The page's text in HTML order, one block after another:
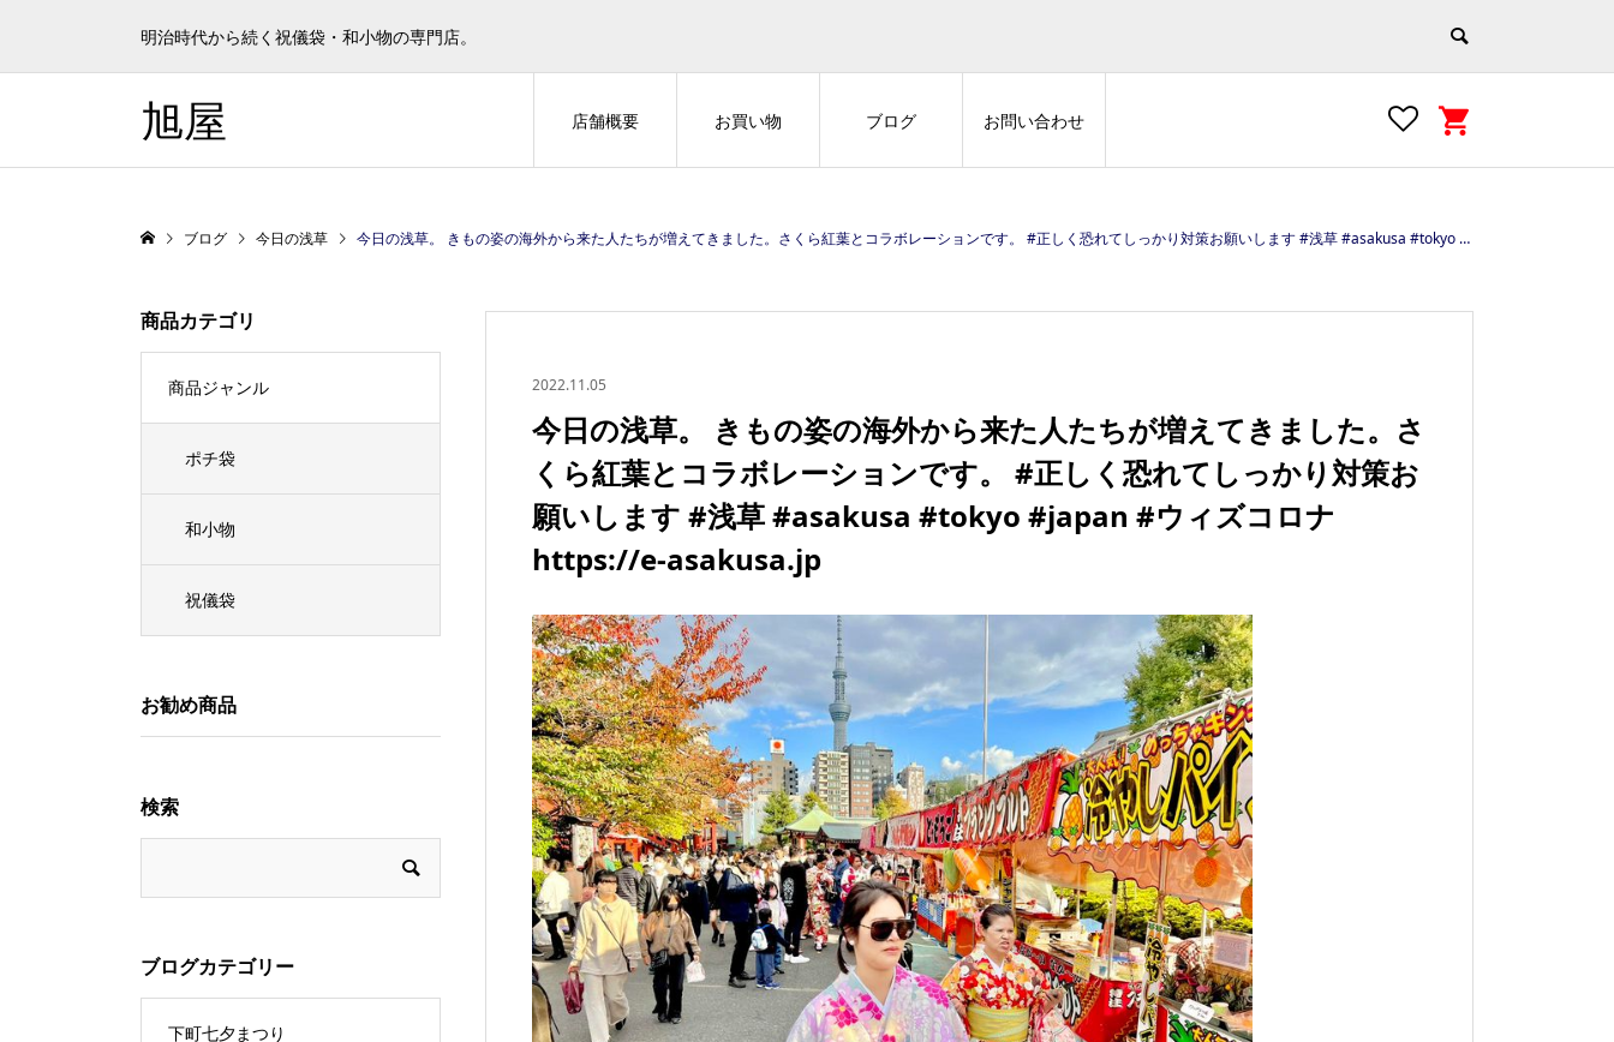
明治時代から続く祝儀袋・和小物の専門店。
旭屋 店舗概要 お買い物 ブログ お問い合わせ
ブログ 今日の浅草 今日の浅草。 きもの姿の海外から来た人たちが増えてきました。さくら紅葉とコラボレーションです。 #正しく恐れてしっかり対策お願いします #浅草 #asakusa #tokyo #japan #ウィズコロナ https://e-asakusa.jp
2022.11.05
今日の浅草。 きもの姿の海外から来た人たちが増えてきました。さ
くら紅葉とコラボレーションです。 #正しく恐れてしっかり対策お
願いします #浅草 #asakusa #tokyo #japan #ウィズコロナ
https://e-asakusa.jp
商品カテゴリ
商品ジャンル
ポチ袋
和小物
祝儀袋
お勧め商品
検索
ブログカテゴリー
下町七夕まつり